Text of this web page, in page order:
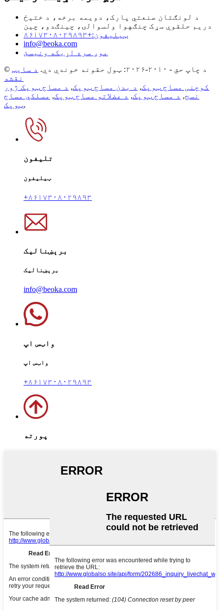
د لونګتان صنعتي پارک، دویمه برخه، د ختیځ
دریم حلقوي سړک چنګهوا ولسوالۍ، چینګدو، چین
ټیلیفون:+۸۶۱۷۳۰۸۰۲۹۸۹۳
info@beoka.com
موږ سره اړیکه ونیسئ
© د چاپ حق - ۲۰۱۰-۲۰۲۶: ټول حقونه خوندي دي.
د سایټ
نقشه
کوچنی مساج ټوپک, د بدن مساج ټوپک, د مساج ټوپک ژور
نسج, د مساج ټوپک, د عضلاتو مساج ټوپک, مسلکي مساج
ټوپک,
تلیفون
ټیلیفون
+۸۶۱۷۳۰۸۰۲۹۸۹۳
برېښنالیک
برېښنالیک
info@beoka.com
واټس اپ
واټس اپ
+۸۶۱۷۳۰۸۰۲۹۸۹۳
پورته